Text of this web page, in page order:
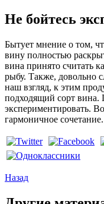
Не бойтесь
Бытует мнение о том,
вину полностью
вина принято считать
рыбу. Также, довольно
наш взгляд, к этим
подходящий сорт вина.
экспериментировать.
гармоничное сочетание.
Назад